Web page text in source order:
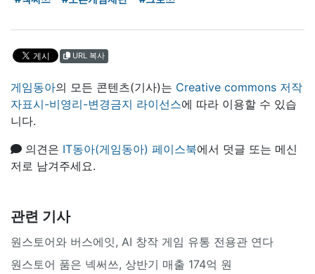
URL 복사
게임동아의 모든 콘텐츠(기사)는 Creative commons 저작
자표시-비영리-변경금지 라이선스에 따라 이용할 수 있습
니다.
의견은 IT동아(게임동아) 페이스북에서 덧글 또는 메신
저로 남겨주세요.
관련 기사
원스토어와 버스에잇, AI 창작 게임 유통 전용관 연다
원스토어 품은 넥써쓰, 상반기 매출 174억 원